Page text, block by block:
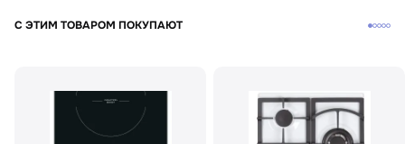
С ЭТИМ ТОВАРОМ ПОКУПАЮТ